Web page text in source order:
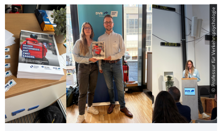
© Professur für Verkehrspsychologie